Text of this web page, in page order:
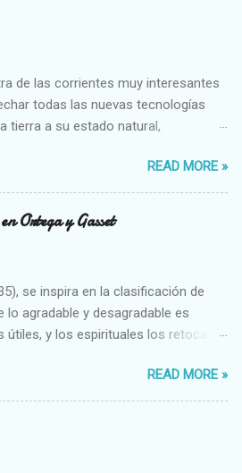
de las corrientes muy interesantes
todas las nuevas tecnologías
tierra a su estado natural,
READ MORE »
Ortega y Gasset
se inspira en la clasificación de
lo agradable y desagradable es
y los espirituales los retoca.
VITALES Sano-Enfermo Selecto-
Débil,etc. 3 ESPIRITUALES a)
Error Exacto-Aproximado
Morales Bueno-malo Bondadoso-
Relajado Leal-Desleal,etc.
READ MORE »